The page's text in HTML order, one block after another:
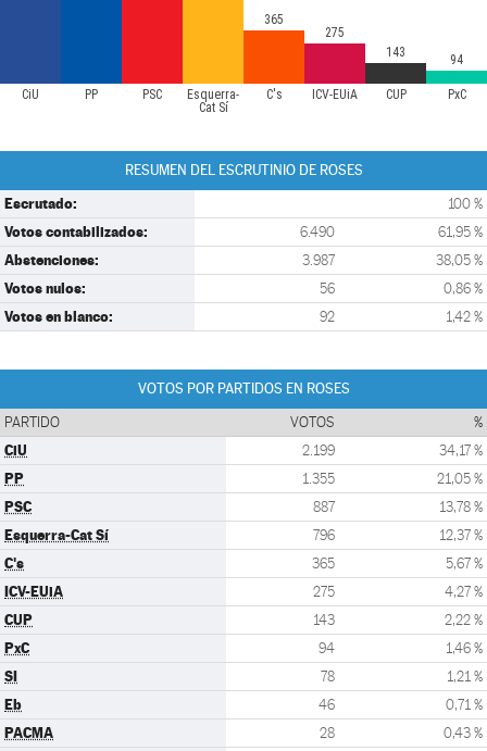
CiU PP PSC
Esquerra-
Cat Sí
C's ICV-EUiA CUP PxC
365
275
143
94
RESUMEN DEL ESCRUTINIO DE ROSES
Escrutado: 100 %
Votos contabilizados: 6.490 61,95 %
Abstenciones: 3.987 38,05 %
Votos nulos: 56 0,86 %
Votos en blanco: 92 1,42 %
VOTOS POR PARTIDOS EN ROSES
PARTIDO VOTOS %
CiU 2.199 34,17 %
PP 1.355 21,05 %
PSC 887 13,78 %
Esquerra-Cat Sí 796 12,37 %
C's 365 5,67 %
ICV-EUiA 275 4,27 %
CUP 143 2,22 %
PxC 94 1,46 %
SI 78 1,21 %
Eb 46 0,71 %
PACMA 28 0,43 %